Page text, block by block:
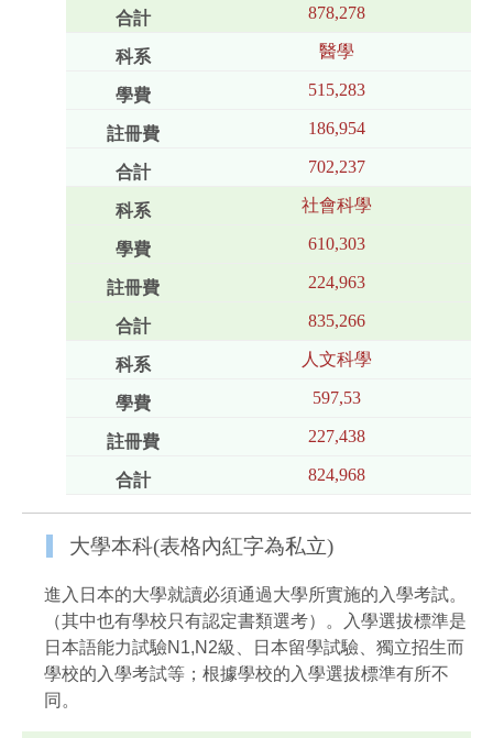
878,278
醫學
515,283
186,954
702,237
社會科學
610,303
224,963
835,266
人文科學
597,53
227,438
824,968
大學本科(表格內紅字為私立)
進入日本的大學就讀必須通過大學所實施的入學考試。
（其中也有學校只有認定書類選考）。入學選拔標準是
日本語能力試驗N1,N2級、日本留學試驗、獨立招生而
學校的入學考試等；根據學校的入學選拔標準有所不
同。